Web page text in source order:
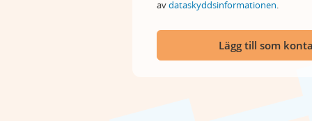
avdataskyddsinformationen.
Lägg till som